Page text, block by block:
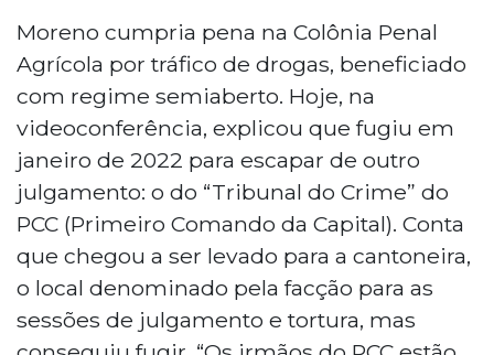
Moreno cumpria pena na Colônia Penal
Agrícola por tráfico de drogas, beneficiado
com regime semiaberto. Hoje, na
videoconferência, explicou que fugiu em
janeiro de 2022 para escapar de outro
julgamento: o do “Tribunal do Crime” do
PCC (Primeiro Comando da Capital). Conta
que chegou a ser levado para a cantoneira,
o local denominado pela facção para as
sessões de julgamento e tortura, mas